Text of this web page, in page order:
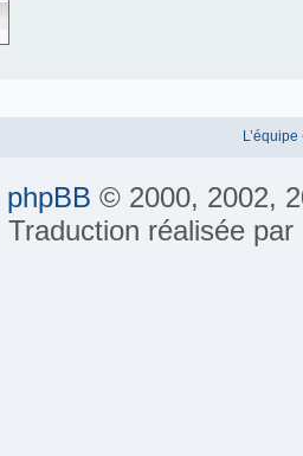
L’équipe
phpBB © 2000, 2002,
Traduction réalisée par